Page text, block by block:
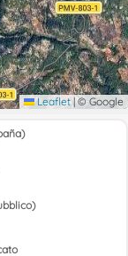
Leaflet |© Google